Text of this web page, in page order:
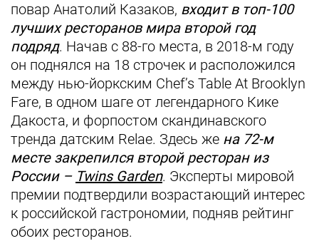
повар Анатолий Казаков, входит в топ-100
лучших ресторанов мира второй год
подряд. Начав с 88-го места, в 2018-м году
он поднялся на 18 строчек и расположился
между нью-йоркским Chef’s Table At Brooklyn
Fare, в одном шаге от легендарного Кике
Дакоста, и форпостом скандинавского
тренда датским Relae. Здесь же на 72-м
месте закрепился второй ресторан из
России – Twins Garden. Эксперты мировой
премии подтвердили возрастающий интерес
к российской гастрономии, подняв рейтинг
обоих ресторанов.